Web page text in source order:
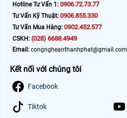
Hotline Tư Vấn 1: 0906.72.73.77
Tư Vấn Kỹ Thuật: 0906.855.330
Tư Vấn Mua Hàng: 0902.452.577
CSKH: (028) 6688.4949
Email: congngheanthanhphat@gmail.com
Kết nối với chúng tôi
Facebook
Tiktok